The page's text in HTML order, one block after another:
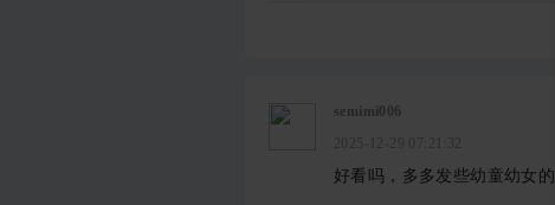
semimi006
2025-12-29 07:21:32
好看吗，多多发些幼童幼女的